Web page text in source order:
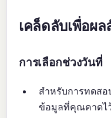
เคล็ดลับเพื่อผ
การเลือกช่วงวันที่
สำหรับการทดส
ข้อมูลที่คุณคาดไ